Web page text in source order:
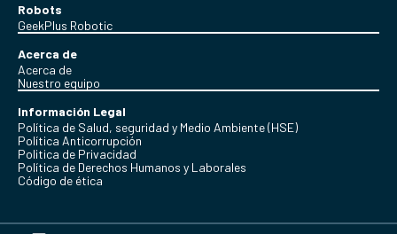
Robots
GeekPlus Robotic
Acerca de
Acerca de
Nuestro equipo
Información Legal
Política de Salud, seguridad y Medio Ambiente (HSE)
Política Anticorrupción
Politica de Privacidad
Política de Derechos Humanos y Laborales
Código de ética